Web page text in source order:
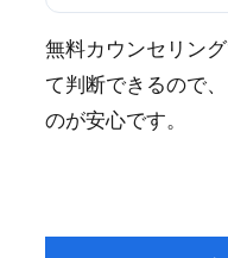
無料カウンセリン
て判断できるので
のが安心です。